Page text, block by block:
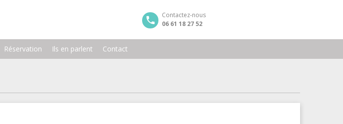
Contactez-nous
06 61 18 27 52
Réservation Ils en parlent Contact